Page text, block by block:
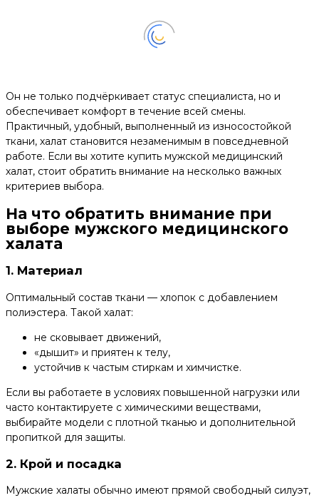
Он не только подчёркивает статус специалиста, но и
обеспечивает комфорт в течение всей смены.
Практичный, удобный, выполненный из износостойкой
ткани, халат становится незаменимым в повседневной
работе. Если вы хотите купить мужской медицинский
халат, стоит обратить внимание на несколько важных
критериев выбора.
На что обратить внимание при
выборе мужского медицинского
халата
1. Материал
Оптимальный состав ткани — хлопок с добавлением
полиэстера. Такой халат:
не сковывает движений,
«дышит» и приятен к телу,
устойчив к частым стиркам и химчистке.
Если вы работаете в условиях повышенной нагрузки или
часто контактируете с химическими веществами,
выбирайте модели с плотной тканью и дополнительной
пропиткой для защиты.
2. Крой и посадка
Мужские халаты обычно имеют прямой свободный силуэт,